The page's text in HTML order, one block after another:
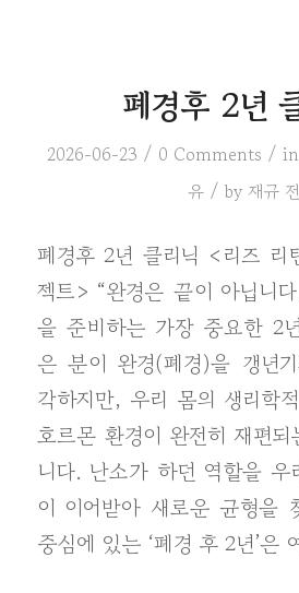
폐경후 2년
2026-06-23 / 0 Comments / in
유 / by 재규 전
폐경후 2년 클리닉 <리즈 리
젝트> “완경은 끝이 아닙니
을 준비하는 가장 중요한 2
은 분이 완경(폐경)을 갱년
각하지만, 우리 몸의 생리학
호르몬 환경이 완전히 재편되
니다. 난소가 하던 역할을
이 이어받아 새로운 균형을
중심에 있는 ‘폐경 후 2년’